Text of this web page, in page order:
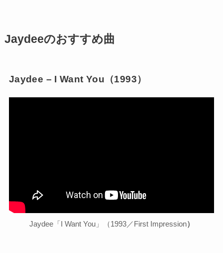
Jaydeeのおすすめ曲
Jaydee – I Want You（1993）
Jaydee「I Want You」（1993／First Impression）